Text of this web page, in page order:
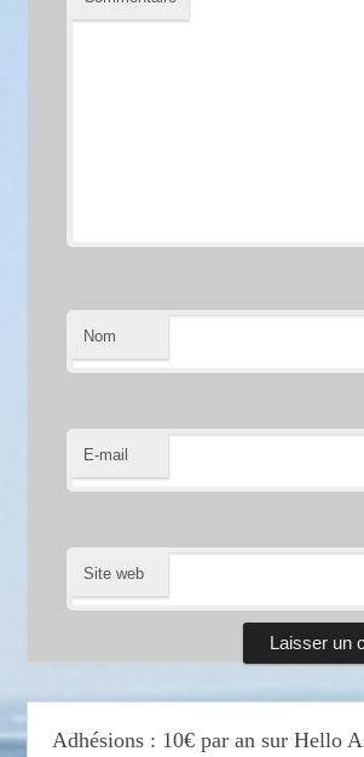
Nom
E-mail
Site web
Adhésions : 10€ par an sur Hello